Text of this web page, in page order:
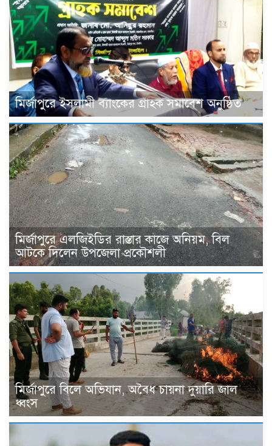
মির্জাপুরে ইসলামী ব্যাংকের গ্রাহক সমাবেশ অনুষ্ঠিত
মির্জাপুরে এলজিইডির রাস্তার কাজে অনিয়ম, বিল
আটকে দিলেন উপজেলা প্রকৌশলী
মির্জাপুরে বিলে অভিযান, অবৈধ চায়না দুয়ারি জাল
ধ্বংস